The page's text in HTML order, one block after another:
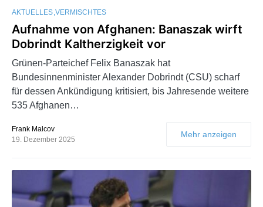
AKTUELLES VERMISCHTES
Aufnahme von Afghanen: Banaszak wirft
Dobrindt Kaltherzigkeit vor
Grünen-Parteichef Felix Banaszak hat
Bundesinnenminister Alexander Dobrindt (CSU) scharf
für dessen Ankündigung kritisiert, bis Jahresende weitere
535 Afghanen…
Frank Malcov
19. Dezember 2025
Mehr anzeigen